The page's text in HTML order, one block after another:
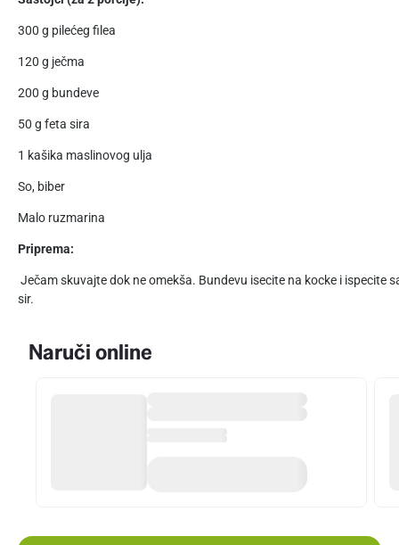
300 g pilećeg filea
120 g ječma
200 g bundeve
50 g feta sira
1 kašika maslinovog ulja
So, biber
Malo ruzmarina
Priprema:
Ječam skuvajte dok ne omekša. Bundevu isecite na kocke i ispecite
sir.
Naruči online